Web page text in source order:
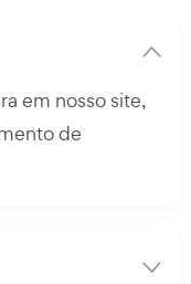
em nosso site,
de